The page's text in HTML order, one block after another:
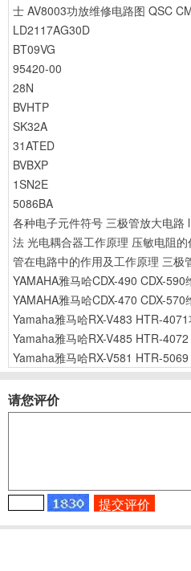
士 AV8003功放维修电路图 QSC
LD2117AG30D
BT09VG
95420-00
28N
BVHTP
SK32A
31ATED
BVBXP
1SN2E
5086BA
各种电子元件符号 三极管放大电路
法 光电耦合器工作原理 压敏电阻的
管在电路中的作用及工作原理 三极
YAMAHA雅马哈CDX-490 CDX-590
YAMAHA雅马哈CDX-470 CDX-570
Yamaha雅马哈RX-V483 HTR-4071
Yamaha雅马哈RX-V485 HTR-
Yamaha雅马哈RX-V581 HTR-
请您评价